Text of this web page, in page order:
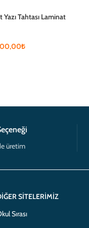
Tahtası Laminat
₺
üretim
SITELERIMIZ
Sırası